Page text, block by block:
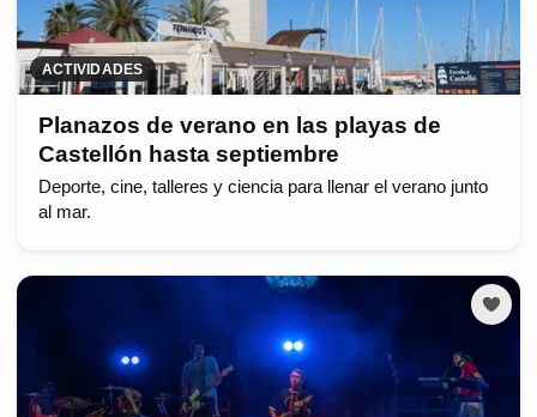
ACTIVIDADES
Planazos de verano en las playas de
Castellón hasta septiembre
Deporte, cine, talleres y ciencia para llenar el verano junto
al mar.